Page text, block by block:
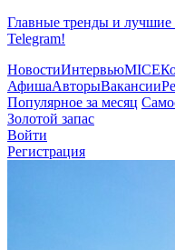
Главные тренды и
Telegram!
НовостиИнтервьюMICE
АфишаАвторыВакансии
Популярное за месяц
Золотой запас
Войти
Регистрация